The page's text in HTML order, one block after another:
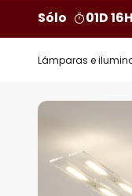
Sólo 01D
Lámparas e
Saltar
de